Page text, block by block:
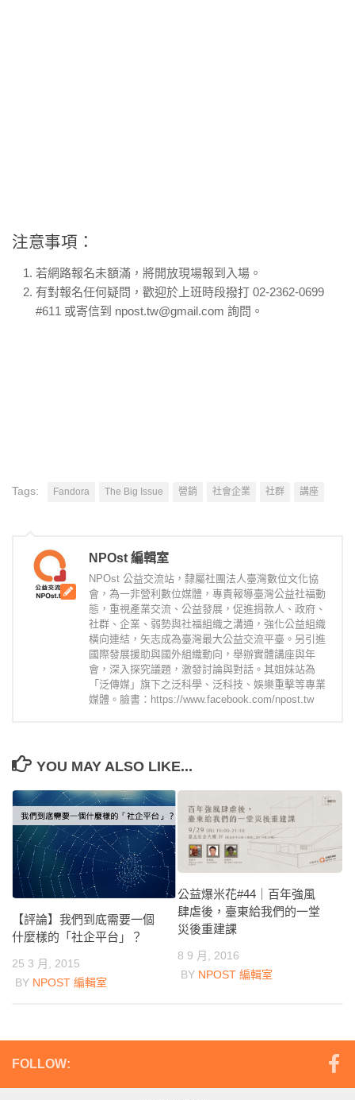
注意事項：
若網路報名未額滿，將開放現場報到入場。
有對報名任何疑問，歡迎於上班時段撥打 02-2362-0699
#611 或寄信到 npost.tw@gmail.com 詢問。
Tags: Fandora The Big Issue 營銷 社會企業 社群 講座
NPOst 編輯室
NPOst 公益交流站，隸屬社團法人臺灣數位文化協
會，為一非營利數位媒體，專責報導臺灣公益社福動
態，重視產業交流、公益發展，促進捐款人、政府、
社群、企業、弱勢與社福組織之溝通，強化公益組織
橫向連結，矢志成為臺灣最大公益交流平臺。另引進
國際發展援助與國外組織動向，舉辦實體講座與年
會，深入探究議題，激發討論與對話。其姐妹站為
「泛傳媒」旗下之泛科學、泛科技、娛樂重擊等專業
媒體。臉書：https://www.facebook.com/npost.tw
YOU MAY ALSO LIKE...
【評論】我們到底需要一個
什麼樣的「社企平台」？
25 3 月, 2015
BY NPOST 編輯室
公益爆米花#44｜百年強風
肆虐後，臺東給我們的一堂
災後重建課
8 9 月, 2016
BY NPOST 編輯室
FOLLOW: